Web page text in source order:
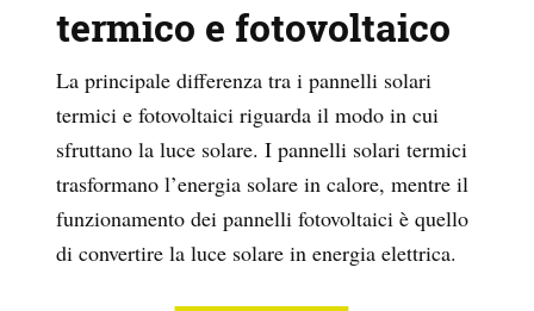
termico e fotovoltaico
La principale differenza tra i pannelli solari
termici e fotovoltaici riguarda il modo in cui
sfruttano la luce solare. I pannelli solari termici
trasformano l’energia solare in calore, mentre il
funzionamento dei pannelli fotovoltaici è quello
di convertire la luce solare in energia elettrica.